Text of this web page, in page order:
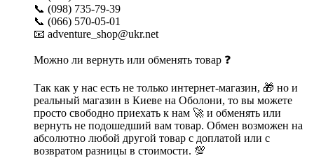
📞 (098) 735-79-39
📞 (066) 570-05-01
📧 adventure_shop@ukr.net
Можно ли вернуть или обменять товар ❓
Так как у нас есть не только интернет-магазин, 🎁 но и
реальный магазин в Киеве на Оболони, то вы можете
просто свободно приехать к нам 🚀 и обменять или
вернуть не подошедший вам товар. Обмен возможен на
абсолютно любой другой товар с доплатой или с
возвратом разницы в стоимости. 💯